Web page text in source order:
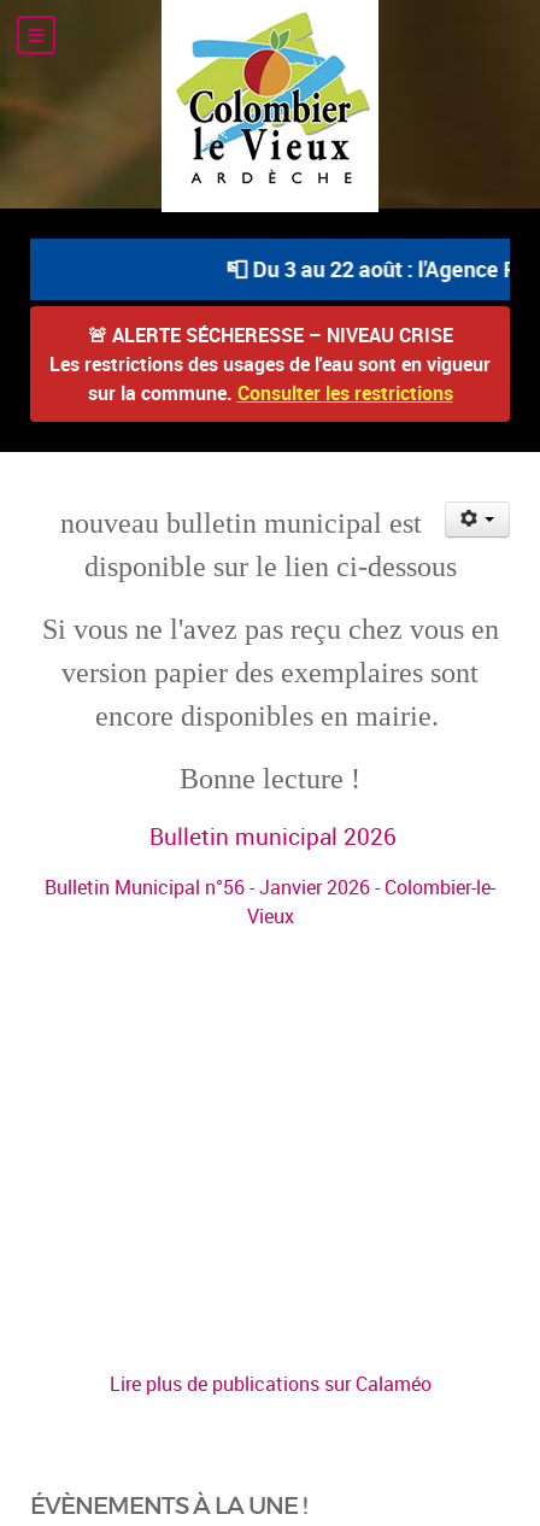
📮 Du 3 au 22 août : l'Agence
🚨 ALERTE SÉCHERESSE – NIVEAU CRISE
Les restrictions des usages de l'eau sont en vigueur
sur la commune. Consulter les restrictions
nouveau bulletin municipal est
disponible sur le lien ci-dessous
Si vous ne l'avez pas reçu chez vous en
version papier des exemplaires sont
encore disponibles en mairie.
Bonne lecture !
Bulletin municipal 2026
Bulletin Municipal n°56 - Janvier 2026 - Colombier-le-
Vieux
Lire plus de publications sur Calaméo
ÉVÈNEMENTS À LA UNE !